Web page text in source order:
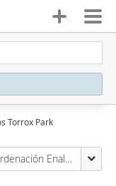
Torrox Park
Ordenación Enalquiler